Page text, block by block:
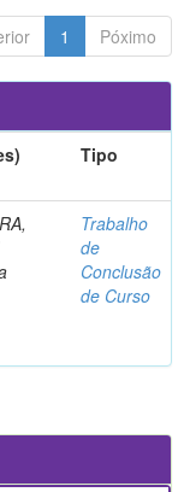
1 Póximo
Tipo
Trabalho
de
Conclusão
de Curso